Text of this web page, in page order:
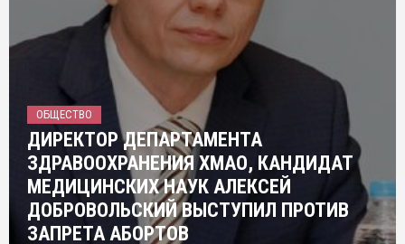
ОБЩЕСТВО
ДИРЕКТОР ДЕПАРТАМЕНТА
ЗДРАВООХРАНЕНИЯ ХМАО, КАНДИДАТ
МЕДИЦИНСКИХ НАУК АЛЕКСЕЙ
ДОБРОВОЛЬСКИЙ ВЫСТУПИЛ ПРОТИВ
ЗАПРЕТА АБОРТОВ